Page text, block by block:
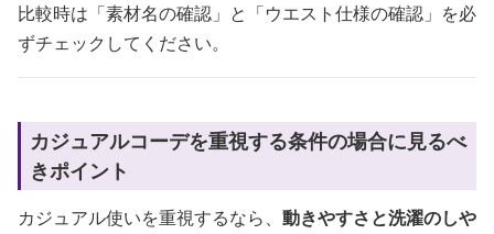
比較時は「素材名の確認」と「ウエスト仕様の確認」を必
ずチェックしてください。
カジュアルコーデを重視する条件の場合に見るべ
きポイント
カジュアル使いを重視するなら、 動きやすさと洗濯のしや